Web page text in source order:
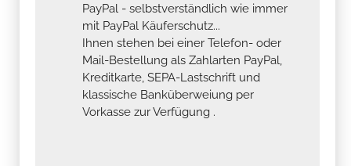
PayPal - selbstverständlich wie immer
mit PayPal Käuferschutz...
Ihnen stehen bei einer Telefon- oder
Mail-Bestellung als Zahlarten PayPal,
Kreditkarte, SEPA-Lastschrift und
klassische Banküberweiung per
Vorkasse zur Verfügung .